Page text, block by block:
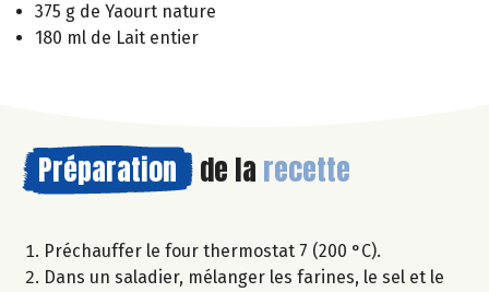
375 g de Yaourt nature
180 ml de Lait entier
Préparation de la recette
Préchauffer le four thermostat 7 (200 °C).
Dans un saladier, mélanger les farines, le sel et le